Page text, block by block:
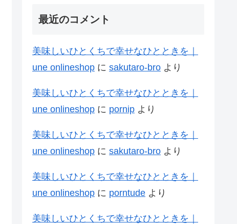
最近のコメント
美味しいひとくちで幸せなひとときを｜
une onlineshop に sakutaro-bro より
美味しいひとくちで幸せなひとときを｜
une onlineshop に pornip より
美味しいひとくちで幸せなひとときを｜
une onlineshop に sakutaro-bro より
美味しいひとくちで幸せなひとときを｜
une onlineshop に porntude より
美味しいひとくちで幸せなひとときを｜